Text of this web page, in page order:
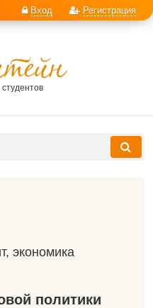
Вход Регистрация
экономика
политики